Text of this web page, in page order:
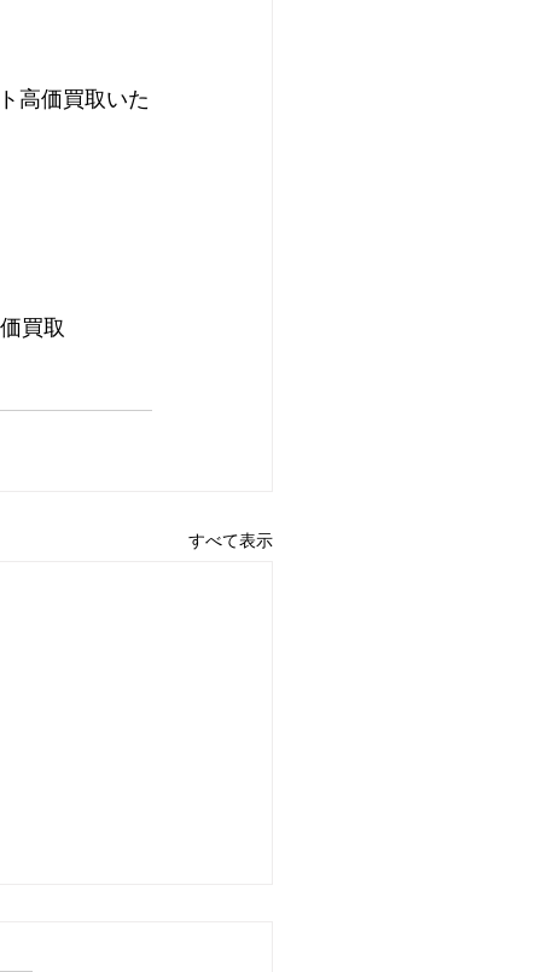
高価買取いた
買取
すべて表示